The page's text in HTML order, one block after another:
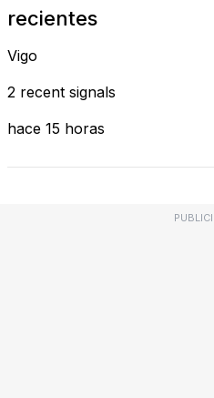
recientes
Vigo
2 recent signals
hace 15 horas